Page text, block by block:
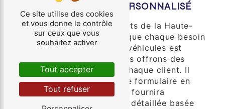
OBTENEZ UN DEVIS PERSONNALISÉ
Chez Société des Transports de la Haute-
Vienne, nous comprenons que chaque besoin
de transport de transport véhicules est
unique. C'est pourquoi nous offrons des
devis personnalisés pour chaque client. Il
vous suffit de remplir notre formulaire en
ligne, et notre équipe vous fournira
rapidement une estimation détaillée basée
Ce site utilise des cookies
et vous donne le contrôle
sur ceux que vous
souhaitez activer
Tout accepter
Tout refuser